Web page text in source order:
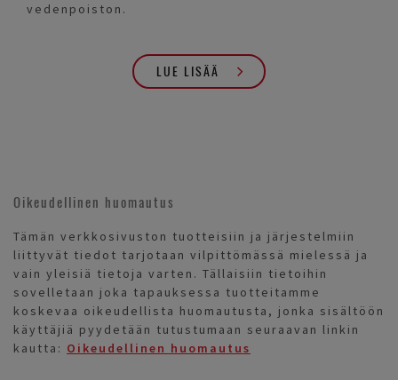
vedenpoiston.
LUE LISÄÄ
Oikeudellinen huomautus
Tämän verkkosivuston tuotteisiin ja järjestelmiin
liittyvät tiedot tarjotaan vilpittömässä mielessä ja
vain yleisiä tietoja varten. Tällaisiin tietoihin
sovelletaan joka tapauksessa tuotteitamme
koskevaa oikeudellista huomautusta, jonka sisältöön
käyttäjiä pyydetään tutustumaan seuraavan linkin
kautta: Oikeudellinen huomautus